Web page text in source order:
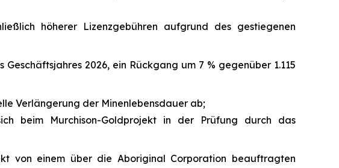
höherer Lizenzgebühren aufgrund des gestiegenen
2026, ein Rückgang um 7 % gegenüber 1.115
Verlängerung der Minenlebensdauer ab;
beim Murchison-Goldprojekt in der Prüfung durch das
von einem über die Aboriginal Corporation beauftragten